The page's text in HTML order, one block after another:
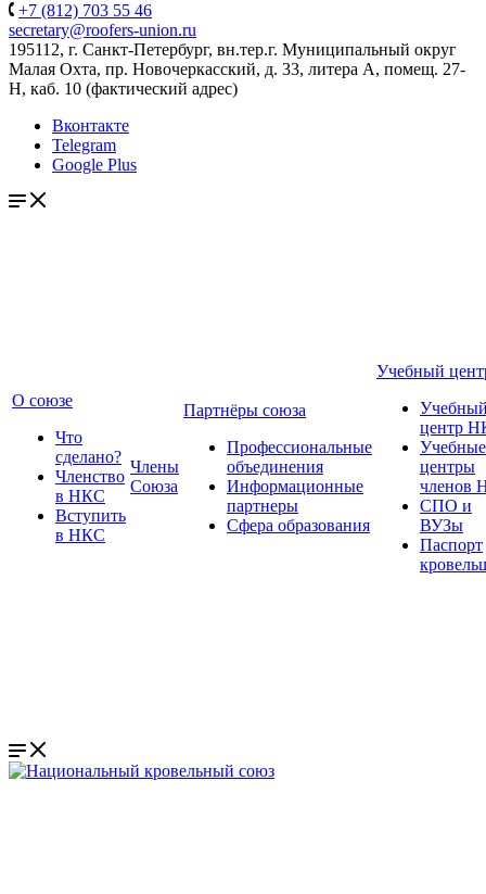
+7 (812) 703 55 46
secretary@roofers-union.ru
195112, г. Санкт-Петербург, вн.тер.г. Муниципальный округ
Малая Охта, пр. Новочеркасский, д. 33, литера А, помещ. 27-
Н, каб. 10 (фактический адрес)
Вконтакте
Telegram
Google Plus
О союзе
Что
сделано?
Членство
в НКС
Вступить
в НКС
Члены
Союза
Партнёры союза
Профессиональные
объединения
Информационные
партнеры
Сфера образования
Учебный
центр
Учебные
центры
членов
СПО и
ВУЗы
Паспорт